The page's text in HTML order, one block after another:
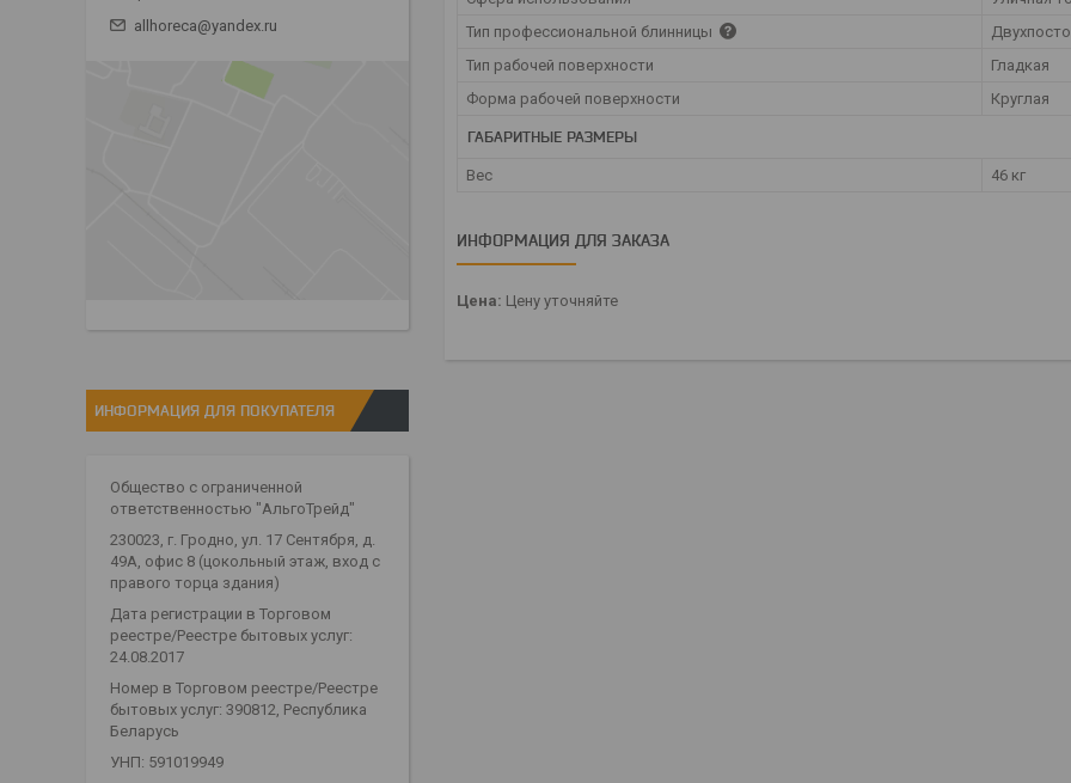
Тип профессиональной блинницы
Тип рабочей поверхности
Гладкая
Форма рабочей поверхности
Круглая
ГАБАРИТНЫЕ РАЗМЕРЫ
Вес 46 кг
ИНФОРМАЦИЯ ДЛЯ ЗАКАЗА
Цена: Цену уточняйте
allhoreca@yandex.ru
ИНФОРМАЦИЯ ДЛЯ ПОКУПАТЕЛЯ
Общество с ограниченной
ответственностью "АльгоТрейд"
230023, г. Гродно, ул. 17 Сентября, д.
49А, офис 8 (цокольный этаж, вход с
правого торца здания)
Дата регистрации в Торговом
реестре/Реестре бытовых услуг:
24.08.2017
Номер в Торговом реестре/Реестре
бытовых услуг: 390812, Республика
Беларусь
УНП: 591019949